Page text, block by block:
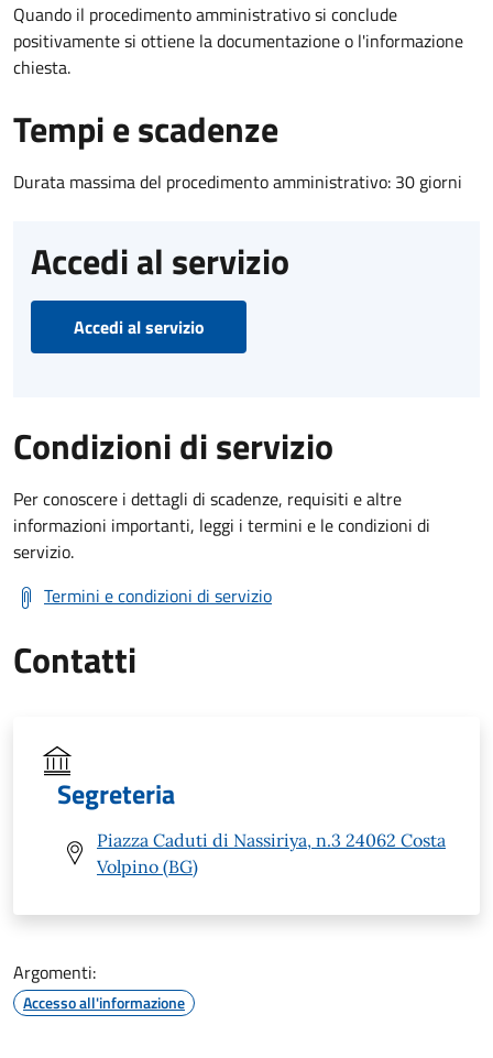
Quando il procedimento amministrativo si conclude
positivamente si ottiene la documentazione o l'informazione
chiesta.
Tempi e scadenze
Durata massima del procedimento amministrativo: 30 giorni
Accedi al servizio
Accedi al servizio
Condizioni di servizio
Per conoscere i dettagli di scadenze, requisiti e altre
informazioni importanti, leggi i termini e le condizioni di
servizio.
Termini e condizioni di servizio
Contatti
Segreteria
Piazza Caduti di Nassiriya, n.3 24062 Costa
Volpino (BG)
Argomenti:
Accesso all'informazione